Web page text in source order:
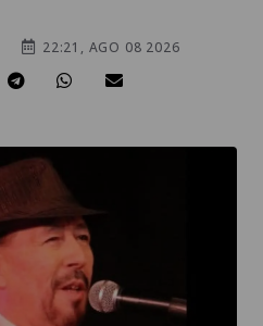
22:21, AGO 08 2026